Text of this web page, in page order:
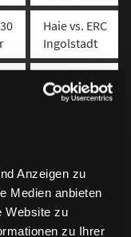
Anzeigen zu
Medien anbieten
Website zu
zu Ihrer
Haie vs. ERC
Ingolstadt
Haie vs.
Iserlohn
Straubing
Tigers
Haie vs. Löwen